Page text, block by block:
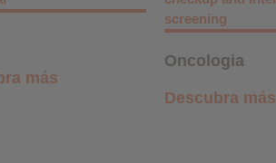
más
Oncologia
Descubra más